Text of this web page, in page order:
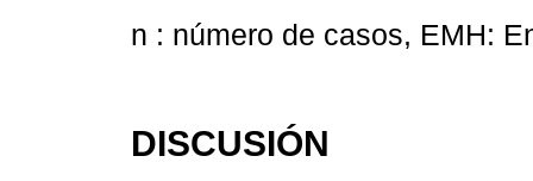
n : número de casos, EMH:
DISCUSIÓN